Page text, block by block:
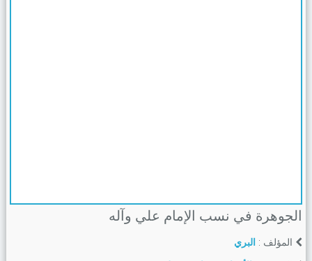
الجوهرة في نسب الإمام علي وآله
المؤلف : البري